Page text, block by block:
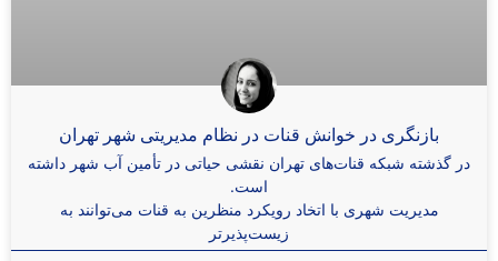
بازنگری در خوانش قنات در نظام مدیریتی شهر تهران
در گذشته شبکه قنات‌های تهران نقشی حیاتی در تأمین آب شهر داشته
است.
مدیریت شهری با اتخاد رویکرد منظرین به قنات می‌توانند به
زیست‌پذیرتر